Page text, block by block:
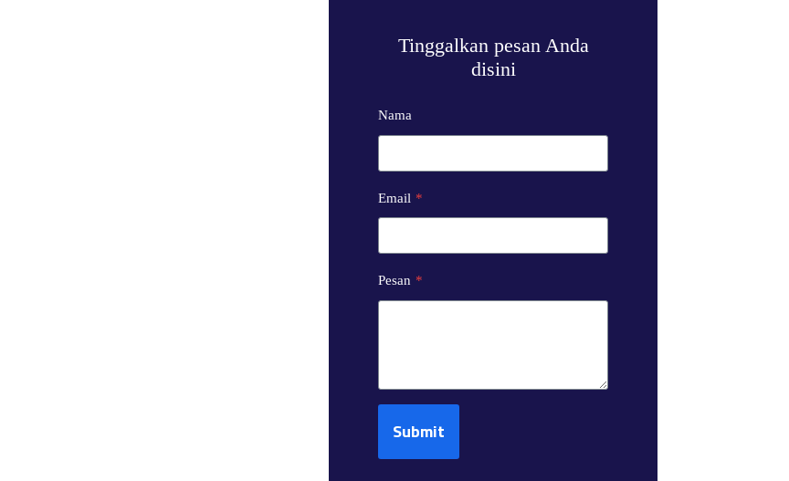
Tinggalkan pesan Anda
disini
Nama
Email *
Pesan *
Submit